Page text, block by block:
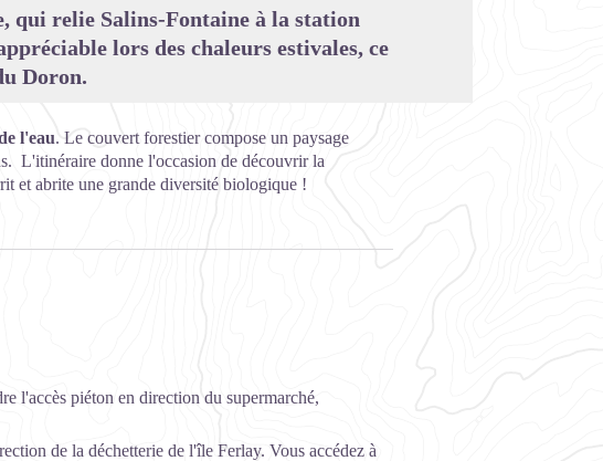
qui relie Salins-Fontaine à la station
lors des chaleurs estivales, ce
Doron.
l'eau. Le couvert forestier compose un paysage
L'itinéraire donne l'occasion de découvrir la
et abrite une grande diversité biologique !
l'accès piéton en direction du supermarché,
de la déchetterie de l'île Ferlay. Vous accédez à